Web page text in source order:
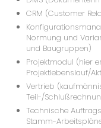
CRM (Customer
Normung und
und Baugruppen)
Projektmodul (hier
Projektlebenslauf/
Vertrieb
Teil-/
Technische
Stamm-